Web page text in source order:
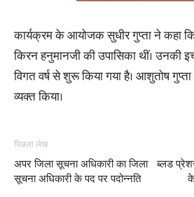
कार्यक्रम के आयोजक सुधीर गुप्ता ने कहा
किरन हनुमानजी की उपासिका थीं। उनकी
विगत वर्ष से शुरू किया गया है। आशुतोष
व्यक्त किया।
पिछला लेख
अपर जिला सूचना अधिकारी का जिला
सूचना अधिकारी के पद पर पदोन्नति
ब्लड